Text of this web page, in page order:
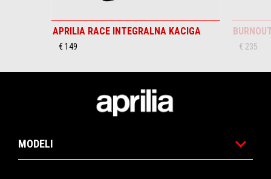
APRILIA RACE INTEGRALNA KACIGA
€ 149 € 235
MODELI